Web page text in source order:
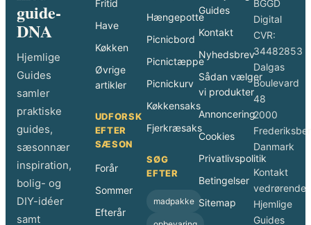
guide-
DNA
Hjemlige
Guides
samler
praktiske
guides,
sæsonnær
inspiration,
bolig- og
DIY-idéer
samt
Fritid
Have
Køkken
Øvrige
artikler
UDFORSK
EFTER
SÆSON
Forår
Sommer
Efterår
Hængepotte
Picnicbord
Picnictæppe
Picnickurv
Køkkensaks
Fjerkræsaks
SØG
EFTER
madpakke
Guides
Kontakt
Nyhedsbrev
Sådan vælger
vi produkter
Annoncering
Cookies
Privatlivspolitik
Betingelser
Sitemap
BGGD
Digital
CVR:
34482853
Dalgas
Boulevard
48
2000
Danmark
Kontakt
vedrørende
Hjemlige
Guides